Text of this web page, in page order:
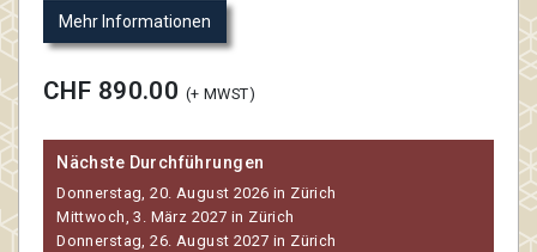
Mehr Informationen
CHF 890.00 (+ MWST)
Nächste Durchführungen
Donnerstag, 20. August 2026 in Zürich
Mittwoch, 3. März 2027 in Zürich
Donnerstag, 26. August 2027 in Zürich